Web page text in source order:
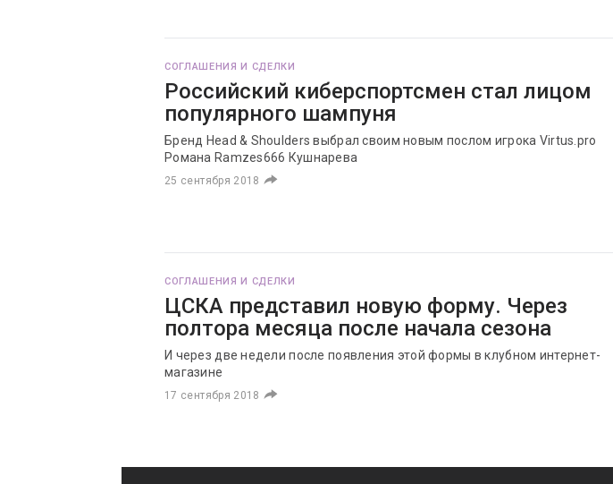
СОГЛАШЕНИЯ И СДЕЛКИ
Российский киберспортсмен стал лицом
популярного шампуня
Бренд Head & Shoulders выбрал своим новым послом игрока Virtus.pro
Романа Ramzes666 Кушнарева
25 сентября 2018
СОГЛАШЕНИЯ И СДЕЛКИ
ЦСКА представил новую форму. Через
полтора месяца после начала сезона
И через две недели после появления этой формы в клубном интернет-
магазине
17 сентября 2018